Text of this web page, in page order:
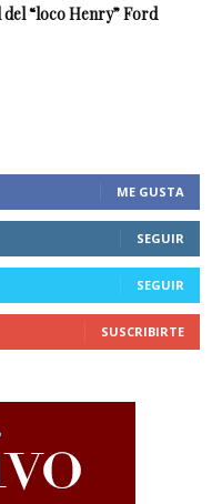
“loco Henry” Ford
ME GUSTA
SEGUIR
SEGUIR
SUSCRIBIRTE